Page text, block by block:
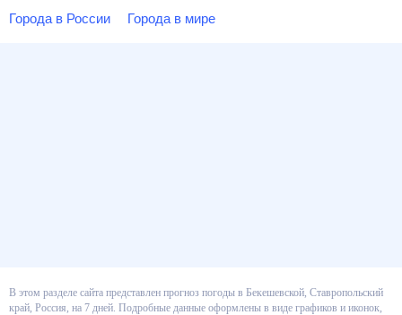
Города в России Города в мире
В этом разделе сайта представлен прогноз погоды в Бекешевской,
Ставропольский край, Россия, на 7 дней. Подробные данные оформлены